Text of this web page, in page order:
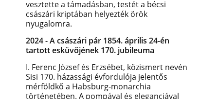
vesztette a támadásban, testét a bécsi
császári kriptában helyezték örök
nyugalomra.
2024 - A császári pár 1854. április 24-én
tartott esküvőjének 170. jubileuma
I. Ferenc József és Erzsébet, közismert nevén
Sisi 170. házassági évfordulója jelentős
mérföldkő a Habsburg-monarchia
történetében. A pompával és eleganciával